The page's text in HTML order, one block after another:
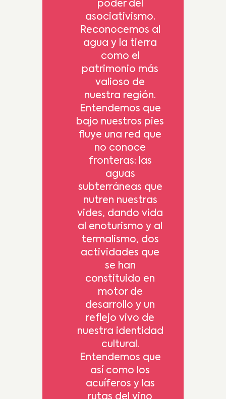
poder del
asociativismo.
Reconocemos al
agua y la tierra
como el
patrimonio más
valioso de
nuestra región.
Entendemos que
bajo nuestros pies
fluye una red que
no conoce
fronteras: las
aguas
subterráneas que
nutren nuestras
vides, dando vida
al enoturismo y al
termalismo, dos
actividades que
se han
constituido en
motor de
desarrollo y un
reflejo vivo de
nuestra identidad
cultural.
Entendemos que
así como los
acuíferos y las
rutas del vino